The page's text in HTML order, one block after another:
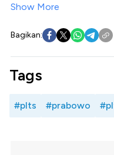
Show More
Bagikan:
Tags
#plts #prabowo